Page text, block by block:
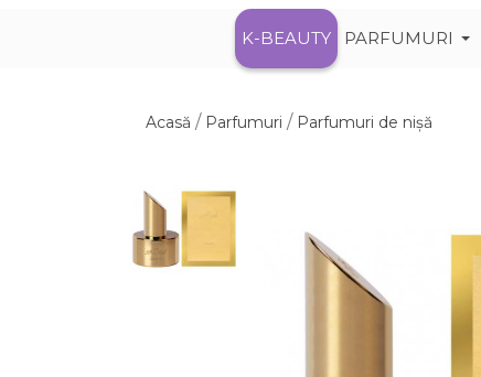
K-BEAUTY PARFUMURI
Acasă Parfumuri Parfumuri de nișă